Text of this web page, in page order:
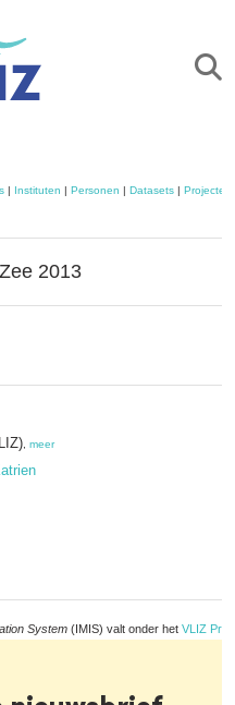
| Instituten | Personen | Datasets | Projecten
2013
meer
System (IMIS) valt onder het VLIZ